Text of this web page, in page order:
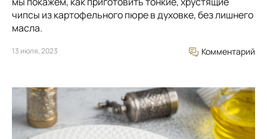
чипсы из картофельного пюре в духовке, без лишнего
масла.
13 июля, 2023 Комментарий